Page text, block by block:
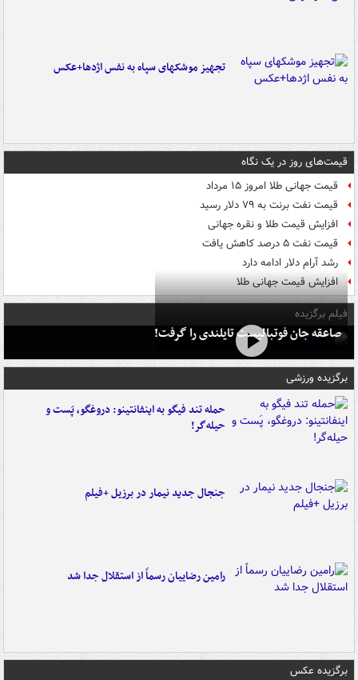
تجهیز موشکهای سپاه به نفس اژدها+عکس
قیمت‌های روز در یک نگاه
قیمت جهانی طلا امروز ۱۵ مرداد
قیمت نفت برنت به ۷۹ دلار رسید
افزایش قیمت طلا و نقره جهانی
قیمت نفت ۵ درصد کاهش یافت
رشد آرام دلار ادامه دارد
افزایش قیمت جهانی طلا
فیلم برگزیده
صاعقه جان فوتبالیست تایلندی را گرفت!
برگزیده ورزشی
حمله تند فیگو به اینفانتینو: دروغگو، پَست‌ و
حیله‌گر!
جنجال جدید نیمار در برزیل +فیلم
رامین رضاییان رسماً از استقلال جدا شد
برگزیده عکس